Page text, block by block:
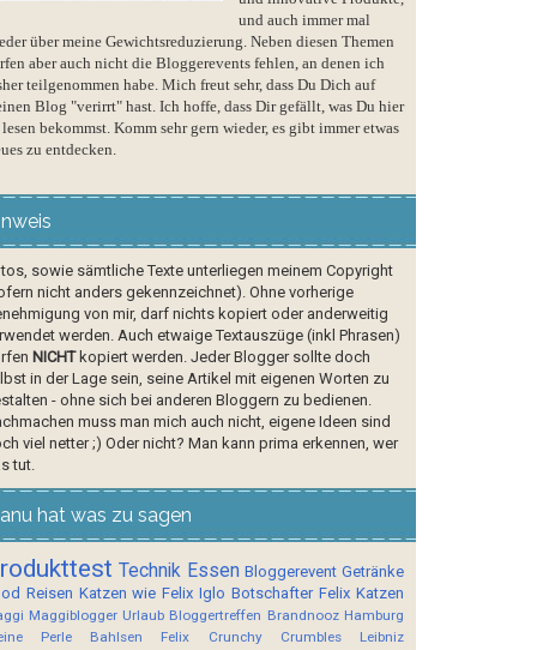
und auch immer mal
über meine Gewichtsreduzierung. Neben diesen Themen
aber auch nicht die Bloggerevents fehlen, an denen ich
teilgenommen habe. Mich freut sehr, dass Du Dich auf
Blog "verirrt" hast. Ich hoffe, dass Dir gefällt, was Du hier
bekommst. Komm sehr gern wieder, es gibt immer etwas
zu entdecken.
sowie sämtliche Texte unterliegen meinem Copyright
nicht anders gekennzeichnet). Ohne vorherige
von mir, darf nichts kopiert oder anderweitig
werden. Auch etwaige Textauszüge (inkl Phrasen)
NICHTkopiert werden. Jeder Blogger sollte doch
in der Lage sein, seine Artikel mit eigenen Worten zu
- ohne sich bei anderen Bloggern zu bedienen.
muss man mich auch nicht, eigene Ideen sind
viel netter ;) Oder nicht? Man kann prima erkennen, wer
tut.
hat was zu sagen
Technik Essen Bloggerevent Getränke
Reisen Katzen wie Felix Iglo Botschafter Felix Katzen
Maggiblogger Urlaub Bloggertreffen Brandnooz Hamburg
Perle
Bahlsen Felix Crunchy Crumbles Leibniz